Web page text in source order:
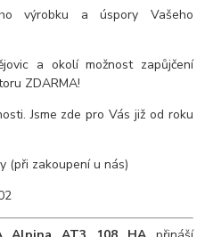
výrobku a úspory Vašeho
a okolí možnost zapůjčení
ZDARMA!
Jsme zde pro Vás již od roku
(při zakoupení u nás)